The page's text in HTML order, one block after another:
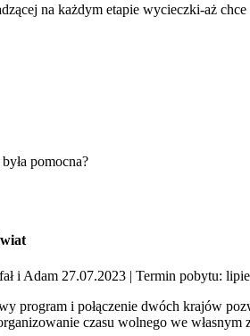
na każdym etapie wycieczki-aż
pomocna?
i Adam 27.07.2023 | Termin pobytu:
program i połączenie dwóch krajów
czasu wolnego we